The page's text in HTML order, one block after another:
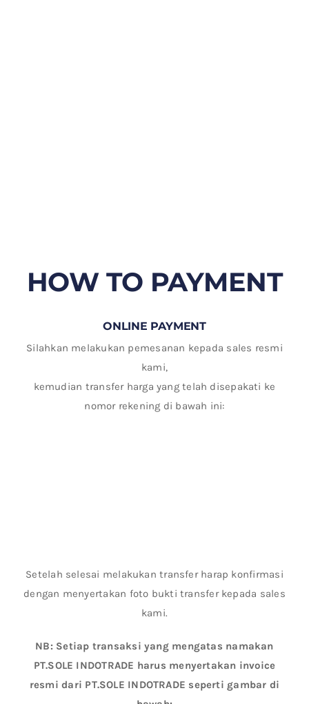
HOW TO PAYMENT
ONLINE PAYMENT
Silahkan melakukan pemesanan kepada sales resmi
kami,
kemudian transfer harga yang telah disepakati ke
nomor rekening di bawah ini:
Setelah selesai melakukan transfer harap konfirmasi
dengan menyertakan foto bukti transfer kepada sales
kami.
NB: Setiap transaksi yang mengatas namakan
PT.SOLE INDOTRADE harus menyertakan invoice
resmi dari PT.SOLE INDOTRADE seperti gambar di